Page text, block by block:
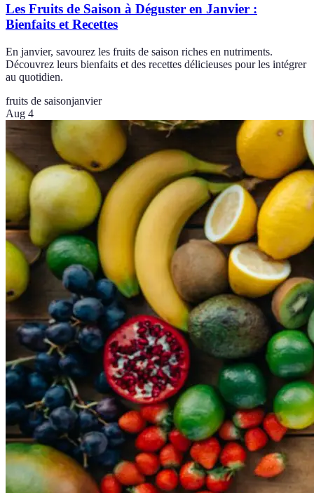
Les Fruits de Saison à Déguster en Janvier :
Bienfaits et Recettes
En janvier, savourez les fruits de saison riches en nutriments.
Découvrez leurs bienfaits et des recettes délicieuses pour les intégrer
au quotidien.
fruits de saisonjanvier
Aug 4